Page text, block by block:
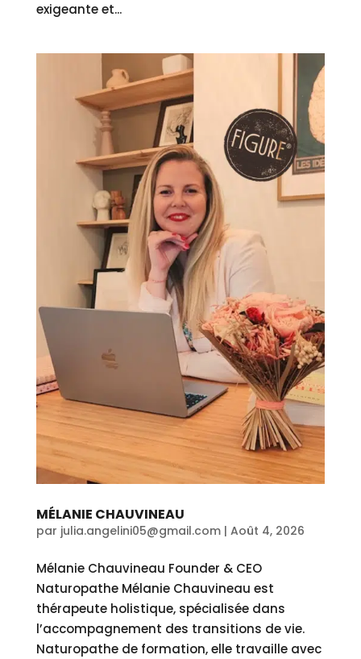
exigeante et...
MÉLANIE CHAUVINEAU
par julia.angelini05@gmail.com| Août 4, 2026
Mélanie Chauvineau Founder & CEO
Naturopathe Mélanie Chauvineau est
thérapeute holistique, spécialisée dans
l’accompagnement des transitions de vie.
Naturopathe de formation, elle travaille avec